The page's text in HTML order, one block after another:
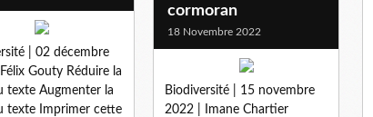
| 02 décembre
Gouty Réduire la
texte Augmenter la
texte Imprimer cette
cormoran
18 Novembre 2022
Biodiversité | 15 novembre
2022 | Imane Chartier